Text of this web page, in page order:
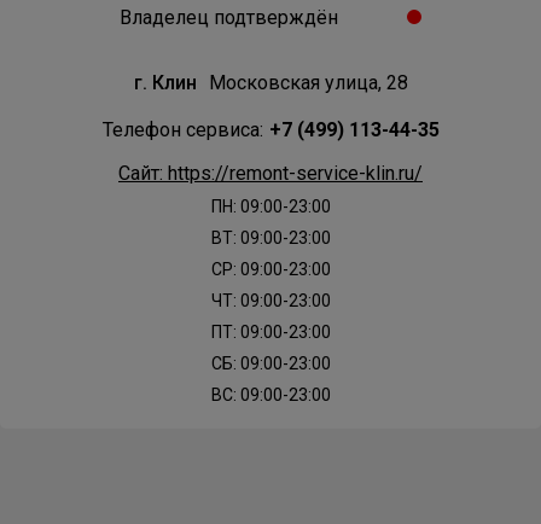
Владелец подтверждён
г. Клин Московская улица, 28
Телефон сервиса: +7 (499) 113-44-35
Сайт: https://remont-service-klin.ru/
ПН: 09:00-23:00
ВТ: 09:00-23:00
СР: 09:00-23:00
ЧТ: 09:00-23:00
ПТ: 09:00-23:00
СБ: 09:00-23:00
ВС: 09:00-23:00